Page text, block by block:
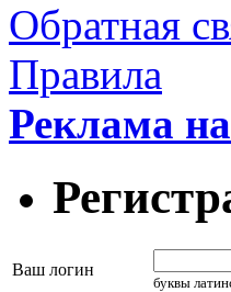
Обратная
Правила
Реклама
Ваш логин
буквы